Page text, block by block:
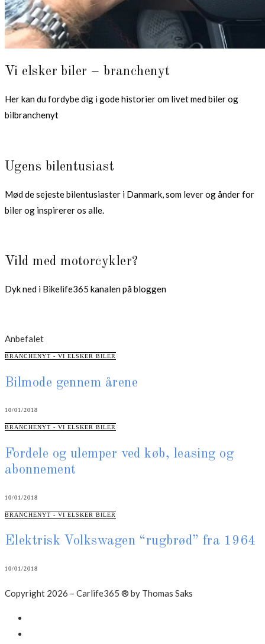
Vi elsker biler – branchenyt
Her kan du fordybe dig i gode historier om livet med biler og
bilbranchenyt
Ugens bilentusiast
Mød de sejeste bilentusiaster i Danmark, som lever og ånder for
biler og inspirerer os alle.
Vild med motorcykler?
Dyk ned i Bikelife365 kanalen på bloggen
Anbefalet
CATEGORIES
BRANCHENYT - VI ELSKER BILER
Bilmode gennem årene
10/01/2018
CATEGORIES
BRANCHENYT - VI ELSKER BILER
Fordele og ulemper ved køb, leasing og
abonnement
10/01/2018
CATEGORIES
BRANCHENYT - VI ELSKER BILER
Elektrisk Volkswagen “rugbrød” fra 1964
10/01/2018
Copyright 2026 – Carlife365 ® by Thomas Saks